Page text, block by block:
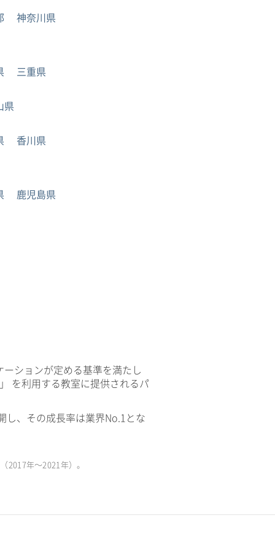
神奈川県
三重県
県
香川県
鹿児島県
ションが定める基準を満たし
を利用する教室に提供されるパ
し、その成長率は業界No.1とな
2017年〜2021年）。